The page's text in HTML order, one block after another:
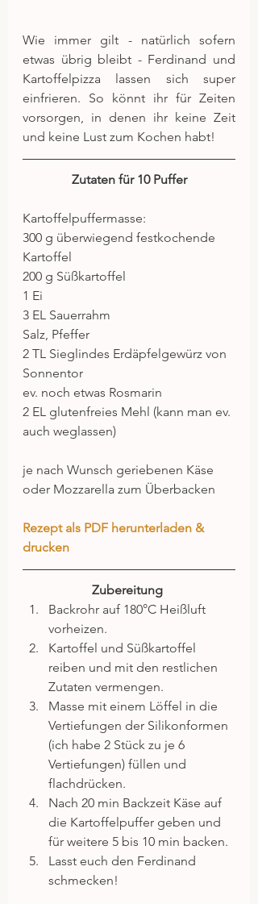
Wie immer gilt - natürlich sofern
etwas übrig bleibt - Ferdinand und
Kartoffelpizza lassen sich super
einfrieren. So könnt ihr für Zeiten
vorsorgen, in denen ihr keine Zeit
und keine Lust zum Kochen habt!
Zutaten für 10 Puffer
Kartoffelpuffermasse:
300 g überwiegend festkochende
Kartoffel
200 g Süßkartoffel
1 Ei
3 EL Sauerrahm
Salz, Pfeffer
2 TL Sieglindes Erdäpfelgewürz von
Sonnentor
ev. noch etwas Rosmarin
2 EL glutenfreies Mehl (kann man ev.
auch weglassen)
je nach Wunsch geriebenen Käse
oder Mozzarella zum Überbacken
Rezept als PDF herunterladen &
drucken
Zubereitung
Backrohr auf 180°C Heißluft
vorheizen.
Kartoffel und Süßkartoffel
reiben und mit den restlichen
Zutaten vermengen.
Masse mit einem Löffel in die
Vertiefungen der Silikonformen
(ich habe 2 Stück zu je 6
Vertiefungen) füllen und
flachdrücken.
Nach 20 min Backzeit Käse auf
die Kartoffelpuffer geben und
für weitere 5 bis 10 min backen.
Lasst euch den Ferdinand
schmecken!